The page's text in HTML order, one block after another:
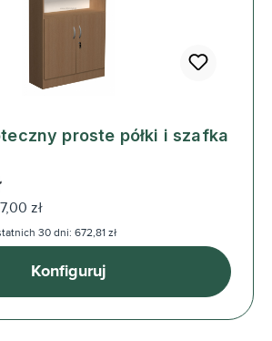
proste półki i szafka
zł
30 dni: 672,81 zł
Konfiguruj